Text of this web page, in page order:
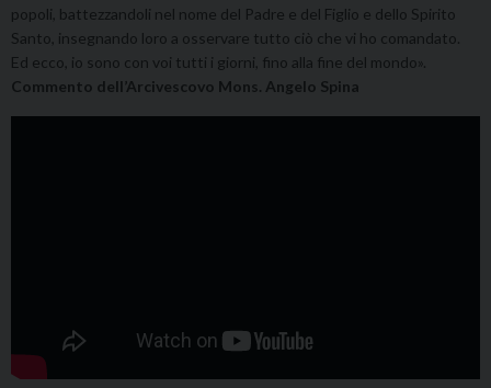
popoli, battezzandoli nel nome del Padre e del Figlio e dello Spirito
Santo, insegnando loro a osservare tutto ciò che vi ho comandato.
Ed ecco, io sono con voi tutti i giorni, fino alla fine del mondo».
Commento dell’Arcivescovo Mons. Angelo Spina